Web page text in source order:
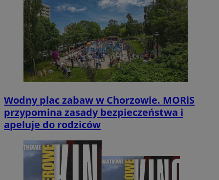
Wodny plac zabaw w Chorzowie. MORiS
przypomina zasady bezpieczeństwa i
apeluje do rodziców